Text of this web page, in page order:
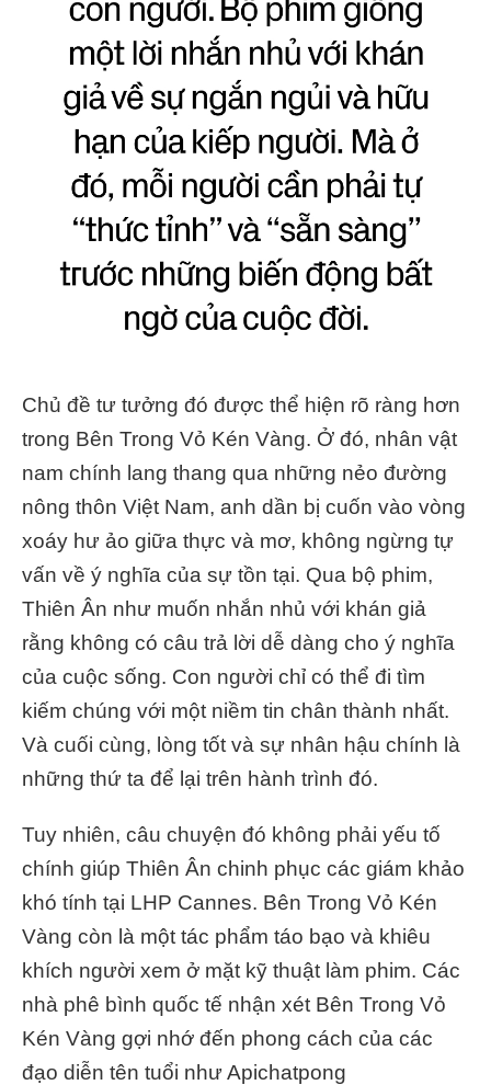
Chủ đề tư tưởng đó được thể hiện rõ ràng hơn
trong Bên Trong Vỏ Kén Vàng. Ở đó, nhân vật
nam chính lang thang qua những nẻo đường
nông thôn Việt Nam, anh dần bị cuốn vào vòng
xoáy hư ảo giữa thực và mơ, không ngừng tự
vấn về ý nghĩa của sự tồn tại. Qua bộ phim,
Thiên Ân như muốn nhắn nhủ với khán giả
rằng không có câu trả lời dễ dàng cho ý nghĩa
của cuộc sống. Con người chỉ có thể đi tìm
kiếm chúng với một niềm tin chân thành nhất.
Và cuối cùng, lòng tốt và sự nhân hậu chính là
những thứ ta để lại trên hành trình đó.
Tuy nhiên, câu chuyện đó không phải yếu tố
chính giúp Thiên Ân chinh phục các giám khảo
khó tính tại LHP Cannes. Bên Trong Vỏ Kén
Vàng còn là một tác phẩm táo bạo và khiêu
khích người xem ở mặt kỹ thuật làm phim. Các
nhà phê bình quốc tế nhận xét Bên Trong Vỏ
Kén Vàng gợi nhớ đến phong cách của các
đạo diễn tên tuổi như Apichatpong